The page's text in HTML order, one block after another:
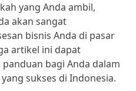
yang Anda ambil,
akan sangat
bisnis Anda di pasar
artikel ini dapat
bagi Anda dalam
sukses di Indonesia.